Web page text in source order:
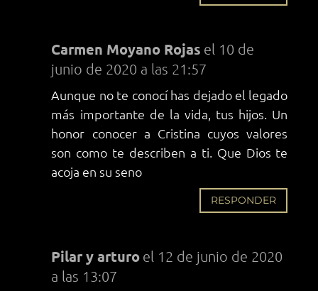
Carmen Moyano Rojas el 10 de
junio de 2020 a las 21:57
Aunque no te conocí has dejado el legado
más importante de la vida, tus hijos. Un
honor conocer a Cristina cuyos valores
son como te describen a ti. Que Dios te
acoja en su seno
RESPONDER
Pilar y arturo el 12 de junio de 2020
a las 13:07